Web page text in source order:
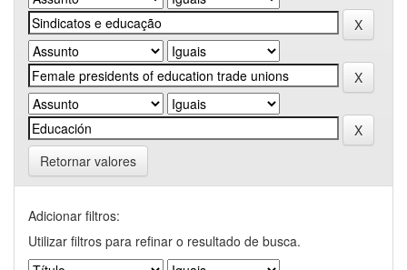
Retornar valores
Adicionar filtros:
Utilizar filtros para refinar o resultado de busca.